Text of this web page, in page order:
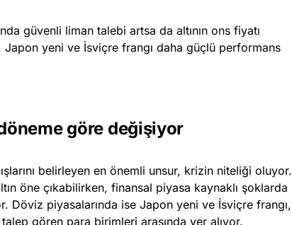
güvenli liman talebi artsa da altının ons fiyatı
yeni ve İsviçre frangı daha güçlü performans
göre değişiyor
belirleyen en önemli unsur, krizin niteliği oluyor.
öne çıkabilirken, finansal piyasa kaynaklı şoklarda
Döviz piyasalarında ise Japon yeni ve İsviçre frangı,
gören para birimleri arasında yer alıyor.